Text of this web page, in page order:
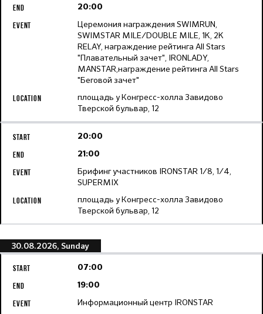
20:00
Церемония награждения SWIMRUN,
SWIMSTAR MILE/DOUBLE MILE, 1K, 2K
RELAY, награждение рейтинга All Stars
"Плавательный зачет", IRONLADY,
MANSTAR,награждение рейтинга All Stars
"Беговой зачет"
площадь у Конгресс-холла Завидово
Тверской бульвар, 12
20:00
21:00
Брифинг участников IRONSTAR 1/8, 1/4,
SUPERMIX
площадь у Конгресс-холла Завидово
Тверской бульвар, 12
30.08.2026, Sunday
07:00
19:00
Информационный центр IRONSTAR